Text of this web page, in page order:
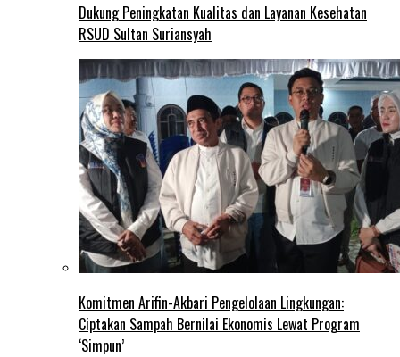
Dukung Peningkatan Kualitas dan Layanan Kesehatan
RSUD Sultan Suriansyah
Komitmen Arifin-Akbari Pengelolaan Lingkungan:
Ciptakan Sampah Bernilai Ekonomis Lewat Program
‘Simpun’